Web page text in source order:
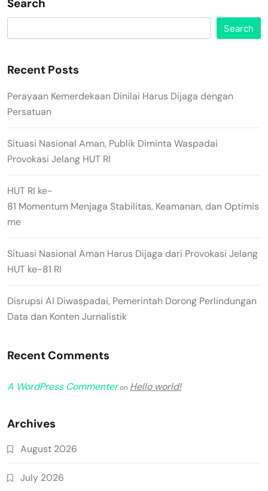
Search
Search
Recent Posts
Perayaan Kemerdekaan Dinilai Harus Dijaga dengan
Persatuan
Situasi Nasional Aman, Publik Diminta Waspadai
Provokasi Jelang HUT RI
HUT RI ke-
81 Momentum Menjaga Stabilitas, Keamanan, dan Optimis
me
Situasi Nasional Aman Harus Dijaga dari Provokasi Jelang
HUT ke-81 RI
Disrupsi AI Diwaspadai, Pemerintah Dorong Perlindungan
Data dan Konten Jurnalistik
Recent Comments
A WordPress Commenteron Hello world!
Archives
August 2026
July 2026